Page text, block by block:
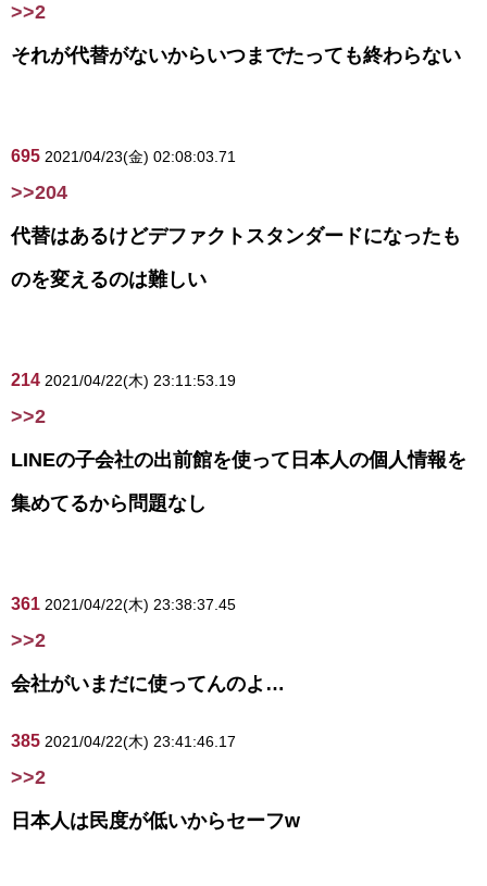
>>2
それが代替がないからいつまでたっても終わらない
695 2021/04/23(金) 02:08:03.71
>>204
代替はあるけどデファクトスタンダードになったも
のを変えるのは難しい
214 2021/04/22(木) 23:11:53.19
>>2
LINEの子会社の出前館を使って日本人の個人情報を
集めてるから問題なし
361 2021/04/22(木) 23:38:37.45
>>2
会社がいまだに使ってんのよ…
385 2021/04/22(木) 23:41:46.17
>>2
日本人は民度が低いからセーフw